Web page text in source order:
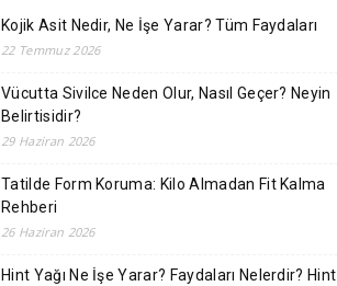
Kojik Asit Nedir, Ne İşe Yarar? Tüm Faydaları
22 Temmuz 2026
Vücutta Sivilce Neden Olur, Nasıl Geçer? Neyin
Belirtisidir?
29 Haziran 2026
Tatilde Form Koruma: Kilo Almadan Fit Kalma
Rehberi
26 Haziran 2026
Hint Yağı Ne İşe Yarar? Faydaları Nelerdir? Hint